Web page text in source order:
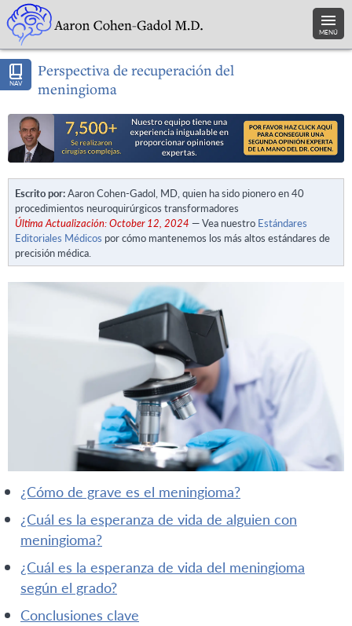
MENÚ
NAV
Perspectiva de recuperación del
meningioma
Escrito por:Aaron Cohen-Gadol, MD, quien ha sido pionero en 40
procedimientos neuroquirúrgicos transformadores
Última Actualización: October 12, 2024 — Vea nuestro Estándares
Editoriales Médicos por cómo mantenemos los más altos estándares de
precisión médica.
¿cómo de grave es el meningioma?
¿cuál es la esperanza de vida de alguien con
meningioma?
¿cuál es la esperanza de vida del meningioma
según el grado?
conclusiones clave